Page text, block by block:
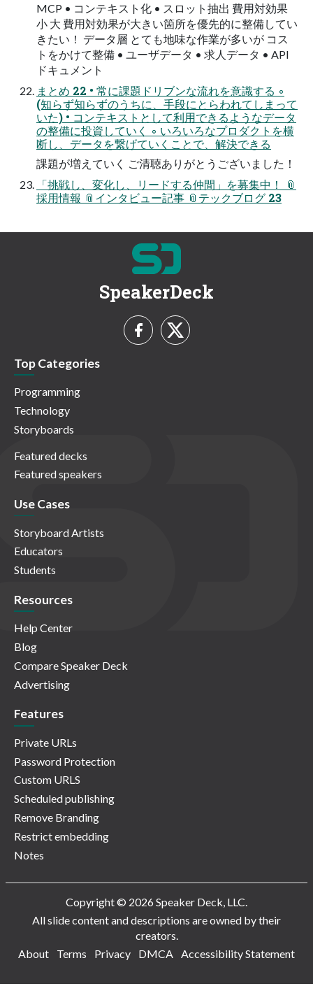
MCP • コンテキスト化 • スロット抽出 費⽤対効果
⼩ ⼤ 費⽤対効果が⼤きい箇所を優先的に整備してい
きたい！ データ層 とても地味な作業が多いが コス
トをかけて整備 • ユーザデータ • 求⼈データ • API
ドキュメント
まとめ 22 • 常に課題ドリブンな流れを意識する ◦
(知らず知らずのうちに、⼿段にとらわれてしまって
いた) • コンテキストとして利⽤できるようなデータ
の整備に投資していく ◦ いろいろなプロダクトを横
断し、データを繋げていくことで、解決できる
課題が増えていく ご清聴ありがとうございました！
「挑戦し、変化し、リードする仲間」を募集中！ 📎
採用情報 📎インタビュー記事 📎テックブログ 23
SpeakerDeck
Top Categories
Programming
Technology
Storyboards
Featured decks
Featured speakers
Use Cases
Storyboard Artists
Educators
Students
Resources
Help Center
Blog
Compare Speaker Deck
Advertising
Features
Private URLs
Password Protection
Custom URLS
Scheduled publishing
Remove Branding
Restrict embedding
Notes
Copyright © 2026 Speaker Deck, LLC.
All slide content and descriptions are owned by their
creators.
About
Terms Privacy DMCA Accessibility Statement